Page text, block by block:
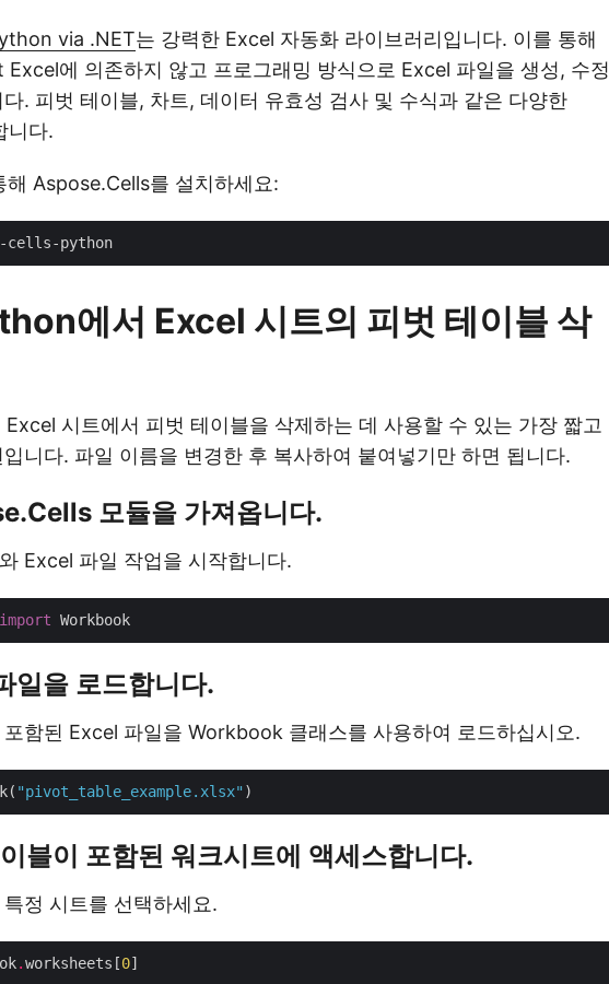
via .NET는 강력한 Excel 자동화 라이브러리입니다. 이를 통해
에 의존하지 않고 프로그래밍 방식으로 Excel 파일을 생성, 수정
. 피벗 테이블, 차트, 데이터 유효성 검사 및 수식과 같은 다양한
니다.
Aspose.Cells를 설치하세요:
에서 Excel 시트의 피벗 테이블 삭
시트에서 피벗 테이블을 삭제하는 데 사용할 수 있는 가장 짧고
니다. 파일 이름을 변경한 후 복사하여 붙여넣기만 하면 됩니다.
모듈을 가져옵니다.
Excel 파일 작업을 시작합니다.
import
일을 로드합니다.
함된 Excel 파일을 Workbook 클래스를 사용하여 로드하십시오.
"pivot_table_example.xlsx"
블이 포함된 워크시트에 액세스합니다.
정 시트를 선택하세요.
.worksheets[0